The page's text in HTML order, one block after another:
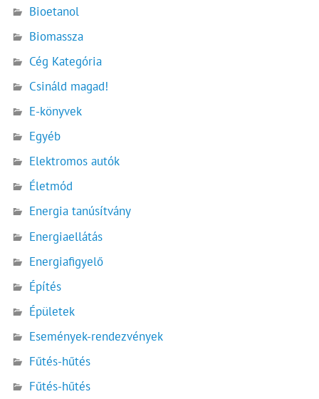
Bioetanol
Biomassza
Cég Kategória
Csináld magad!
E-könyvek
Egyéb
Elektromos autók
Életmód
Energia tanúsítvány
Energiaellátás
Energiafigyelő
Építés
Épületek
Események-rendezvények
Fűtés-hűtés
Fűtés-hűtés